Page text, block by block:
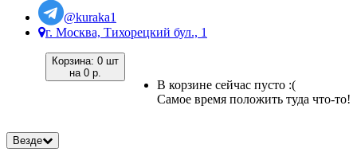
@kuraka1
г. Москва, Тихорецкий бул., 1
Корзина: 0 шт
на 0 р.
В корзине сейчас пусто :(
Самое время положить туда что-то!
Везде